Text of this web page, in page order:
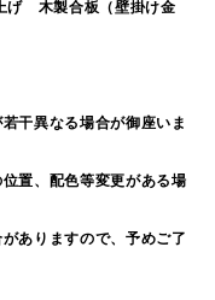
げ 木製合板（壁掛け金
干異なる場合が御座いま
置、配色等変更がある場
ありますので、予めご了